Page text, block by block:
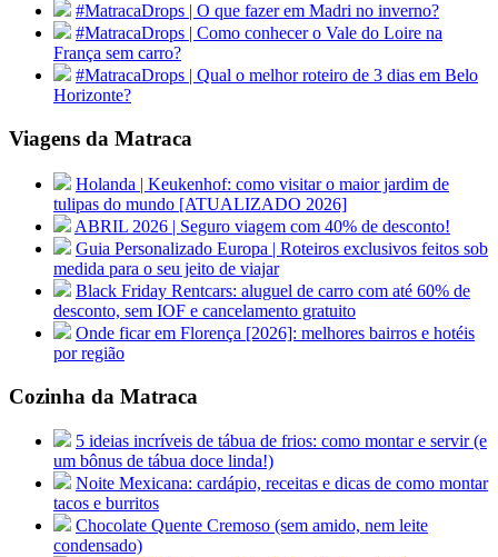
#MatracaDrops | O que fazer em Madri no inverno?
#MatracaDrops | Como conhecer o Vale do Loire na
França sem carro?
#MatracaDrops | Qual o melhor roteiro de 3 dias em Belo
Horizonte?
Viagens da Matraca
Holanda | Keukenhof: como visitar o maior jardim de
tulipas do mundo [ATUALIZADO 2026]
ABRIL 2026 | Seguro viagem com 40% de desconto!
Guia Personalizado Europa | Roteiros exclusivos feitos sob
medida para o seu jeito de viajar
Black Friday Rentcars: aluguel de carro com até 60% de
desconto, sem IOF e cancelamento gratuito
Onde ficar em Florença [2026]: melhores bairros e hotéis
por região
Cozinha da Matraca
5 ideias incríveis de tábua de frios: como montar e servir (e
um bônus de tábua doce linda!)
Noite Mexicana: cardápio, receitas e dicas de como montar
tacos e burritos
Chocolate Quente Cremoso (sem amido, nem leite
condensado)